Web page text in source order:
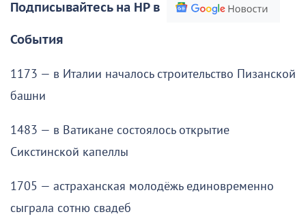
Подписывайтесь на НР в
События
1173 — в Италии началось строительство Пизанской
башни
1483 — в Ватикане состоялось открытие
Сикстинской капеллы
1705 — астраханская молодёжь единовременно
сыграла сотню свадеб